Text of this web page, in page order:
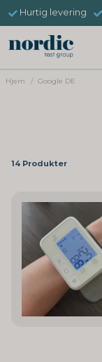
Hurtig levering
Hjem Google DE
14 Produkter